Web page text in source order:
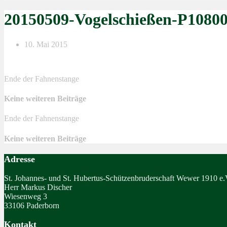
20150509-Vogelschießen-
10. Mai 2015
Ende der Fahnenstange
Keine weiteren Beiträge
Ende der Fahnenstange
Keine weiteren Beiträge
Adresse
St. Johannes- und St. Hubertus-Schützenbruderschaft Wewer 1910
Herr Markus Discher
Wiesenweg 3
33106 Paderborn
Kontakt